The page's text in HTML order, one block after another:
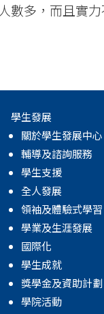
數多，而且實
學生發展
關於學生發展中心
輔導及諮詢服務
學生支援
全人發展
領袖及體驗式學習
學業及生涯發展
國際化
學生成就
獎學金及資助計劃
學院活動